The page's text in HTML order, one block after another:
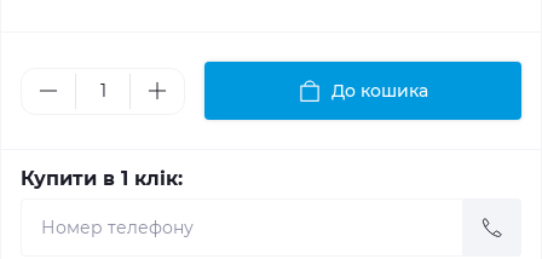
До кошика
Купити в 1 клік: